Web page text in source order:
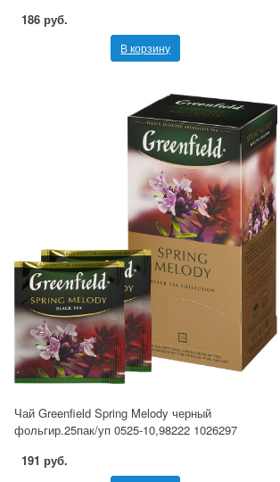
186 руб.
В корзину
Чай Greenfield Spring Melody черный
фольгир.25пак/уп 0525-10,98222 1026297
191 руб.